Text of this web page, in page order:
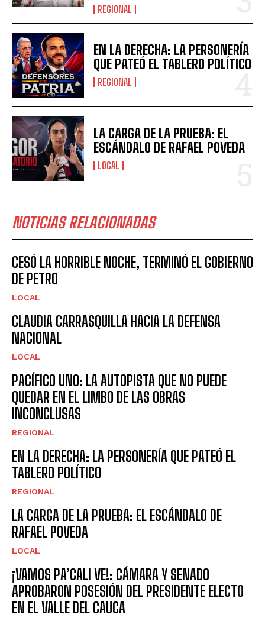
REGIONAL
EN LA DERECHA: LA PERSONERÍA
QUE PATEÓ EL TABLERO POLÍTICO
REGIONAL
LA CARGA DE LA PRUEBA: EL
ESCÁNDALO DE RAFAEL POVEDA
LOCAL
NOTICIAS RELACIONADAS
CESÓ LA HORRIBLE NOCHE, TERMINÓ EL GOBIERNO
DE PETRO
LOCAL
CLAUDIA CARRASQUILLA HACIA LA DEFENSA
NACIONAL
LOCAL
PACÍFICO UNO: LA AUTOPISTA QUE NO PUEDE
QUEDAR EN EL LIMBO DE LAS OBRAS
INCONCLUSAS
REGIONAL
EN LA DERECHA: LA PERSONERÍA QUE PATEÓ EL
TABLERO POLÍTICO
REGIONAL
LA CARGA DE LA PRUEBA: EL ESCÁNDALO DE
RAFAEL POVEDA
LOCAL
¡VAMOS PA’CALI VE!: CÁMARA Y SENADO
APROBARON POSESIÓN DEL PRESIDENTE ELECTO
EN EL VALLE DEL CAUCA